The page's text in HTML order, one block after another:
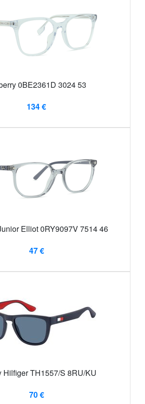
0BE2361D 3024 53
134 €
Elliot 0RY9097V 7514 46
47 €
Hilfiger TH1557/S 8RU/KU
70 €